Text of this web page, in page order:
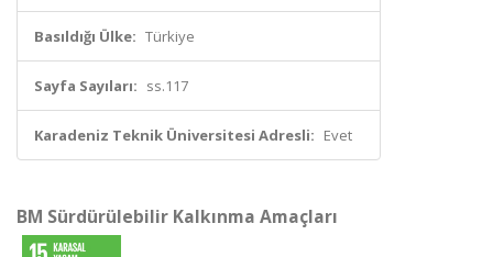
Basıldığı Ülke: Türkiye
Sayfa Sayıları: ss.117
Karadeniz Teknik Üniversitesi Adresli: Evet
BM Sürdürülebilir Kalkınma Amaçları